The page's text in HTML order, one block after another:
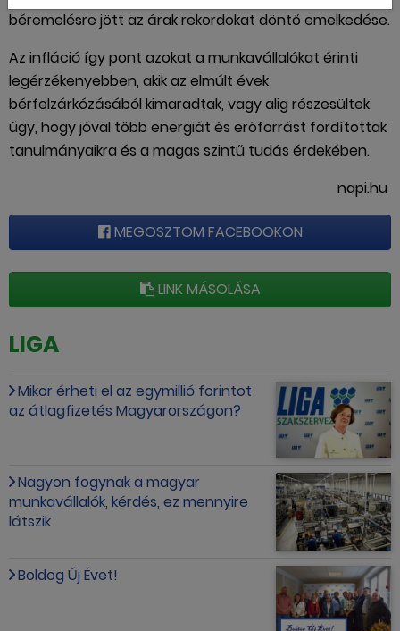
béremelésre jött az árak rekordokat döntő emelkedése.
Az infláció így pont azokat a munkavállalókat érinti
legérzékenyebben, akik az elmúlt évek
bérfelzárkózásából kimaradtak, vagy alig részesültek
úgy, hogy jóval több energiát és erőforrást fordítottak
tanulmányaikra és a magas szintű tudás érdekében.
napi.hu
MEGOSZTOM FACEBOOKON
LINK MÁSOLÁSA
LIGA
Mikor érheti el az egymillió forintot
az átlagfizetés Magyarországon?
Nagyon fogynak a magyar
munkavállalók, kérdés, ez mennyire
látszik
Boldog Új Évet!